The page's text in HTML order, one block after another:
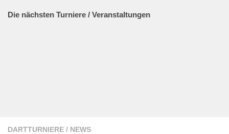
DARTTURNIERE / NEWS
Die nächsten Turniere / Veranstaltungen